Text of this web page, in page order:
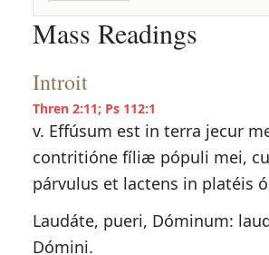
Mass Readings
Introit
Thren 2:11; Ps 112:1
v. Effúsum est in terra jecur
contritióne fíliæ pópuli mei,
párvulus et lactens in platéis
Laudáte, pueri, Dóminum:
Dómini.